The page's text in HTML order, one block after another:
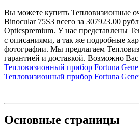
Вы можете купить Тепловизионные
Binocular 75S3 всего за 307923.00
Opticspremium. У нас представлены
с описаниями, а так же подробные
фотографии. Мы предлагаем
гарантией и доставкой. Возможно
Тепловизионный прибор Fortuna
Тепловизионный прибор Fortuna
Основные страницы